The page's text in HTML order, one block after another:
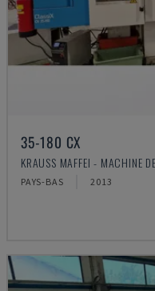
35-180 CX
KRAUSS MAFFEI - MACHINE
PAYS-BAS 2013